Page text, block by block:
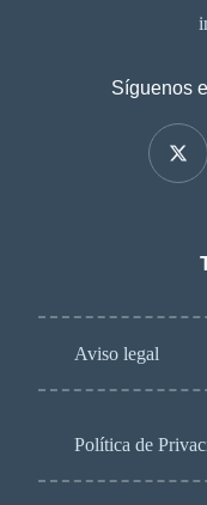
Síguenos
Aviso legal
Política de